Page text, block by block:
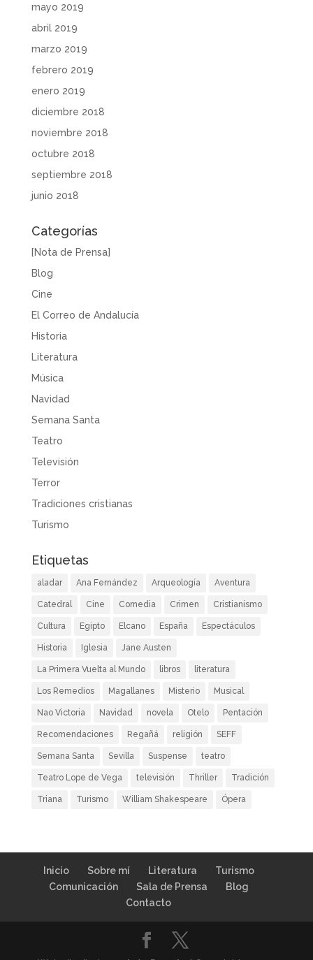
mayo 2019
abril 2019
marzo 2019
febrero 2019
enero 2019
diciembre 2018
noviembre 2018
octubre 2018
septiembre 2018
junio 2018
Categorías
[Nota de Prensa]
Blog
Cine
El Correo de Andalucía
Historia
Literatura
Música
Navidad
Semana Santa
Teatro
Televisión
Terror
Tradiciones cristianas
Turismo
Etiquetas
aladar Ana Fernández Arqueología Aventura
Catedral Cine Comedia Crimen Cristianismo
Cultura Egipto Elcano España Espectáculos
Historia Iglesia Jane Austen
La Primera Vuelta al Mundo libros literatura
Los Remedios Magallanes Misterio Musical
Nao Victoria Navidad novela Otelo Pentación
Recomendaciones Regañá religión SEFF
Semana Santa Sevilla Suspense teatro
Teatro Lope de Vega televisión Thriller Tradición
Triana Turismo William Shakespeare Ópera
Inicio Sobre mí Literatura
Turismo
Comunicación
Sala de Prensa
Blog
Contacto